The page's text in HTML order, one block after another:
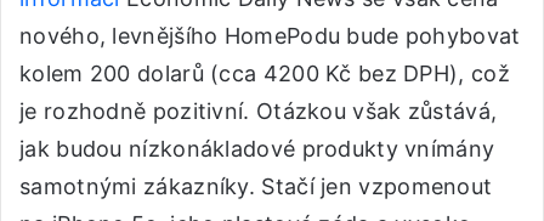
nového, levnějšího HomePodu bude pohybovat
kolem 200 dolarů (cca 4200 Kč bez DPH), což
je rozhodně pozitivní. Otázkou však zůstává,
jak budou nízkonákladové produkty vnímány
samotnými zákazníky. Stačí jen vzpomenout